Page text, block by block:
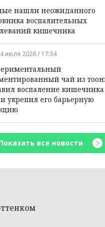
нашли неожиданного
воспалительных
кишечника
июля 2026 / 17:34
чай из
воспаление
укрепил его барьерную
все новости